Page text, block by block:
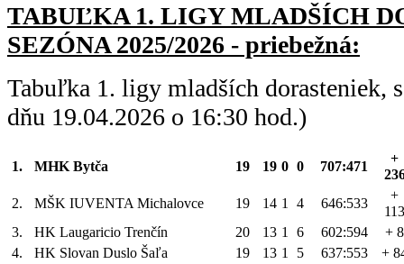
TABUĽKA 1. LIGY MLADŠÍCH
SEZÓNA 2025/2026 - priebežná:
Tabuľka 1. ligy mladších dorasteniek,
dňu 19.04.2026 o 16:30 hod.)
1. MHK Bytča 19 19 0 0 707:471
+
2.
MŠK IUVENTA Michalovce 19 14 1 4 646:533
+
113
3.
HK Laugaricio Trenčín 20 13 1 6 602:594
+ 8
4.
HK Slovan Duslo Šaľa 19 13 1 5 637:553
+